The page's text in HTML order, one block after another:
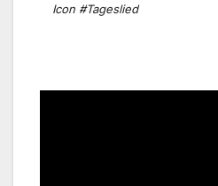
Icon #Tageslied